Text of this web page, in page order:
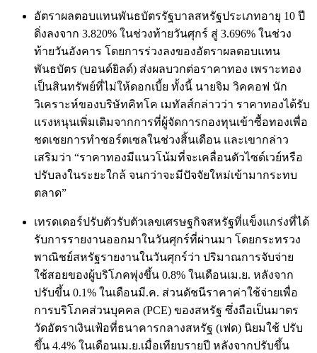
อัตราผลตอบแทนพันธบัตรรัฐบาลสหรัฐประเภทอายุ 10 ปี
ดิ่งลงจาก 3.820% ในช่วงท้ายวันศุกร์ สู่ 3.696% ในช่วง
ท้ายวันอังคาร โดยการร่วงลงของอัตราผลตอบแทน
พันธบัตร (บอนด์ยิลด์) ส่งผลบวกต่อราคาทอง เพราะทอง
เป็นสินทรัพย์ที่ไม่ให้ดอกเบี้ย ทั้งนี้ นายจิม วิคคอฟ นัก
วิเคราะห์ของบริษัทคิทโค เมทัลส์กล่าวว่า ราคาทองได้รับ
แรงหนุนเพิ่มเติมจากการที่ผู้จัดการกองทุนเข้าซื้อทองเพื่อ
ชดเชยการทำชอร์ตเซลในช่วงสิ้นเดือน และเขากล่าว
เสริมว่า “ราคาทองมีแนวโน้มที่จะเคลื่อนตัวไซด์เวย์หรือ
ปรับลงในระยะใกล้ จนกว่าจะมีปัจจัยใหม่เข้ามากระทบ
ตลาด”
เทรดเดอร์ปรับตัวรับตัวเลขเศรษฐกิจสหรัฐที่แข็งแกร่งที่ได้
รับการรายงานออกมาในวันศุกร์ที่ผ่านมา โดยกระทรวง
พาณิชย์สหรัฐรายงานในวันศุกร์ว่า ปริมาณการจับจ่าย
ใช้สอยของผู้บริโภคพุ่งขึ้น 0.8% ในเดือนเม.ย. หลังจาก
ปรับขึ้น 0.1% ในเดือนมี.ค. ส่วนดัชนีราคาค่าใช้จ่ายเพื่อ
การบริโภคส่วนบุคคล (PCE) ของสหรัฐ ซึ่งถือเป็นมาตร
วัดอัตราเงินเฟ้อที่ธนาคารกลางสหรัฐ (เฟด) นิยมใช้ ปรับ
ขึ้น 4.4% ในเดือนเม.ย.เมื่อเทียบรายปี หลังจากปรับขึ้น